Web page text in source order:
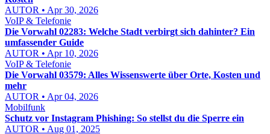
AUTOR • Apr 30, 2026
VoIP & Telefonie
Die Vorwahl 02283: Welche Stadt verbirgt sich dahinter? Ein
umfassender Guide
AUTOR • Apr 10, 2026
VoIP & Telefonie
Die Vorwahl 03579: Alles Wissenswerte über Orte, Kosten und
mehr
AUTOR • Apr 04, 2026
Mobilfunk
Schutz vor Instagram Phishing: So stellst du die Sperre ein
AUTOR • Aug 01, 2025